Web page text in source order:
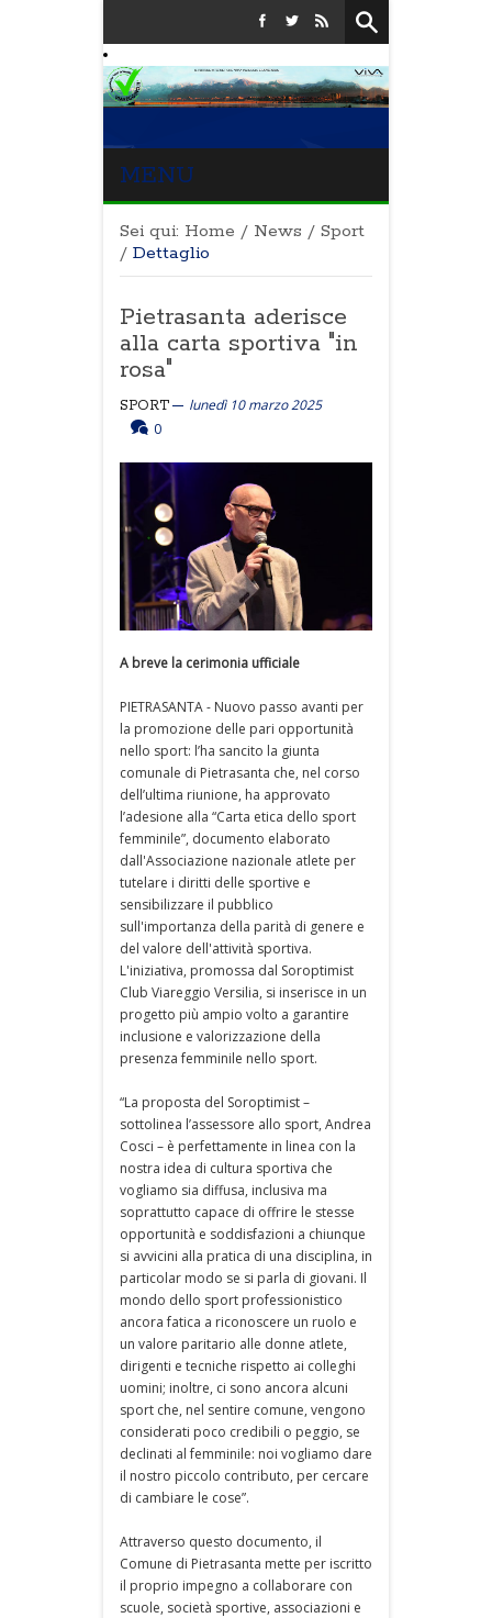
MENU
Sei qui: Home / News / Sport
/ Dettaglio
Pietrasanta aderisce
alla carta sportiva "in
rosa"
SPORT
lunedì 10 marzo 2025
0
A breve la cerimonia ufficiale
PIETRASANTA - Nuovo passo avanti per
la promozione delle pari opportunità
nello sport: l’ha sancito la giunta
comunale di Pietrasanta che, nel corso
dell’ultima riunione, ha approvato
l’adesione alla “Carta etica dello sport
femminile”, documento elaborato
dall'Associazione nazionale atlete per
tutelare i diritti delle sportive e
sensibilizzare il pubblico
sull'importanza della parità di genere e
del valore dell'attività sportiva.
L'iniziativa, promossa dal Soroptimist
Club Viareggio Versilia, si inserisce in un
progetto più ampio volto a garantire
inclusione e valorizzazione della
presenza femminile nello sport.
“La proposta del Soroptimist –
sottolinea l’assessore allo sport, Andrea
Cosci – è perfettamente in linea con la
nostra idea di cultura sportiva che
vogliamo sia diffusa, inclusiva ma
soprattutto capace di offrire le stesse
opportunità e soddisfazioni a chiunque
si avvicini alla pratica di una disciplina, in
particolar modo se si parla di giovani. Il
mondo dello sport professionistico
ancora fatica a riconoscere un ruolo e
un valore paritario alle donne atlete,
dirigenti e tecniche rispetto ai colleghi
uomini; inoltre, ci sono ancora alcuni
sport che, nel sentire comune, vengono
considerati poco credibili o peggio, se
declinati al femminile: noi vogliamo dare
il nostro piccolo contributo, per cercare
di cambiare le cose”.
Attraverso questo documento, il
Comune di Pietrasanta mette per iscritto
il proprio impegno a collaborare con
scuole, società sportive, associazioni e